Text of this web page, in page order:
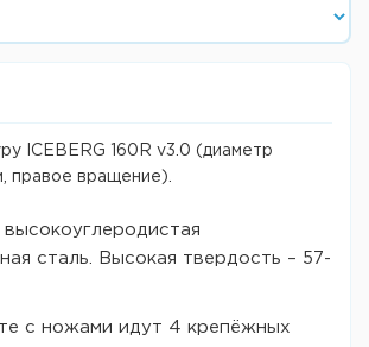
ICEBERG 160R v3.0 (диаметр
правое вращение).
высокоуглеродистая
сталь. Высокая твердость – 57-
с ножами идут 4 крепёжных